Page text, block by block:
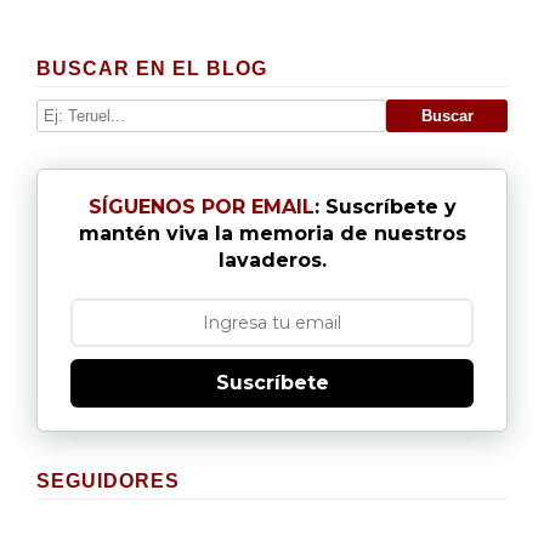
BUSCAR EN EL BLOG
SÍGUENOS POR EMAIL: Suscríbete y
mantén viva la memoria de nuestros
lavaderos.
Suscríbete
SEGUIDORES